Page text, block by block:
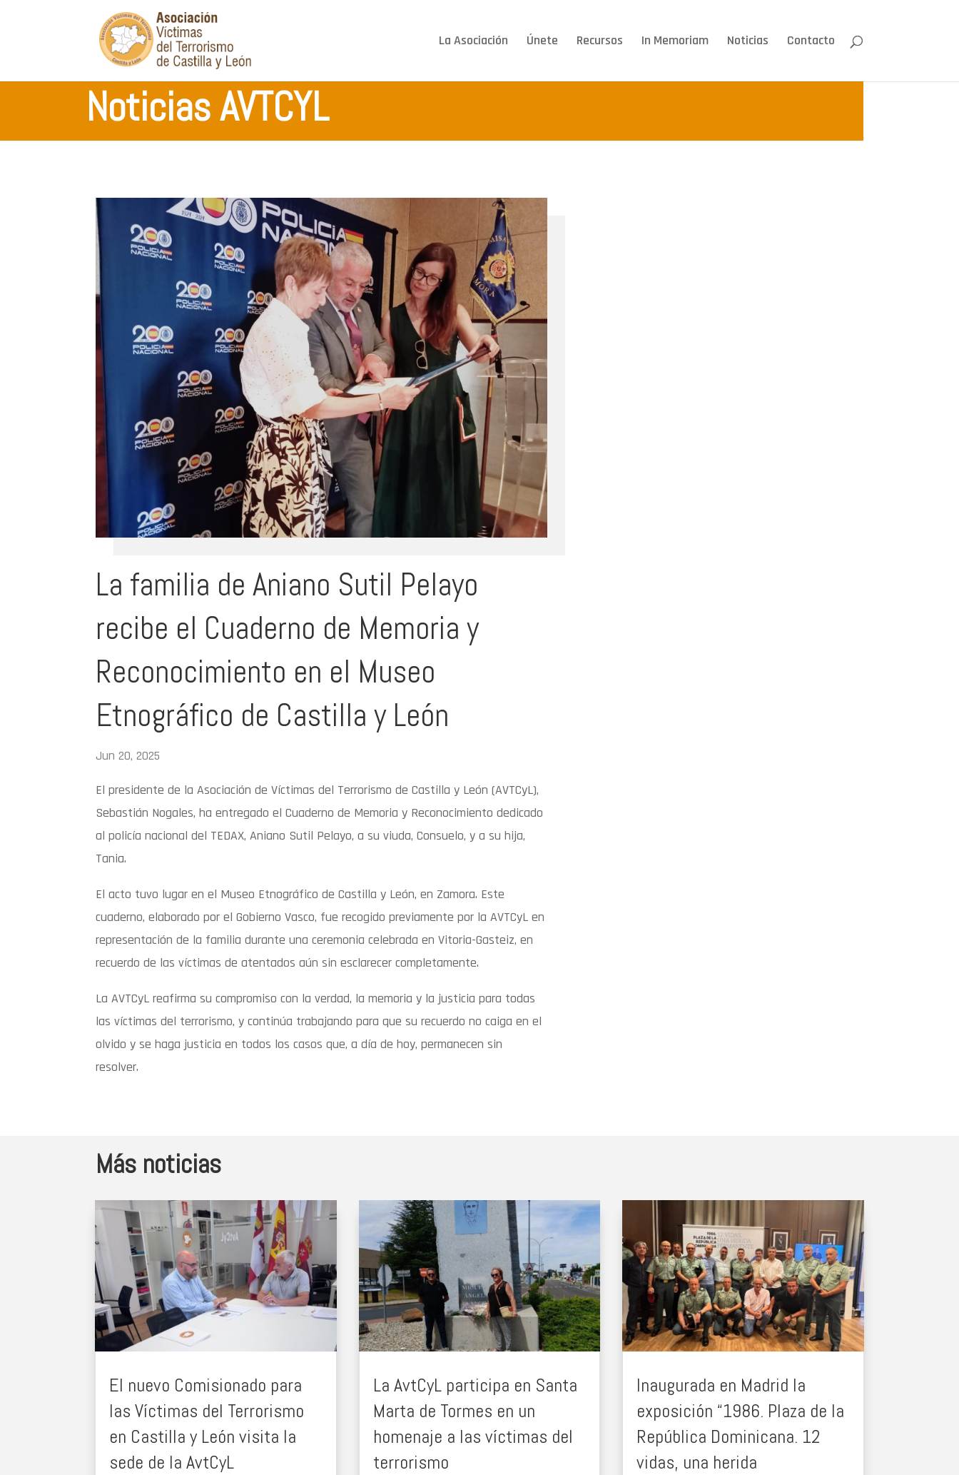
La Asociación Únete Recursos In Memoriam Noticias Contacto
Noticias AVTCYL
La familia de Aniano Sutil Pelayo
recibe el Cuaderno de Memoria y
Reconocimiento en el Museo
Etnográfico de Castilla y León
Jun 20, 2025
El presidente de la Asociación de Víctimas del Terrorismo de Castilla y León (AVTCyL),
Sebastián Nogales, ha entregado el Cuaderno de Memoria y Reconocimiento dedicado
al policía nacional del TEDAX, Aniano Sutil Pelayo, a su viuda, Consuelo, y a su hija,
Tania.
El acto tuvo lugar en el Museo Etnográfico de Castilla y León, en Zamora. Este
cuaderno, elaborado por el Gobierno Vasco, fue recogido previamente por la AVTCyL en
representación de la familia durante una ceremonia celebrada en Vitoria-Gasteiz, en
recuerdo de las víctimas de atentados aún sin esclarecer completamente.
La AVTCyL reafirma su compromiso con la verdad, la memoria y la justicia para todas
las víctimas del terrorismo, y continúa trabajando para que su recuerdo no caiga en el
olvido y se haga justicia en todos los casos que, a día de hoy, permanecen sin
resolver.
Más noticias
El nuevo Comisionado para
las Víctimas del Terrorismo
en Castilla y León visita la
sede de la AvtCyL
La AvtCyL participa en Santa
Marta de Tormes en un
homenaje a las víctimas del
terrorismo
Inaugurada en Madrid la
exposición “1986. Plaza de la
República Dominicana. 12
vidas, una herida